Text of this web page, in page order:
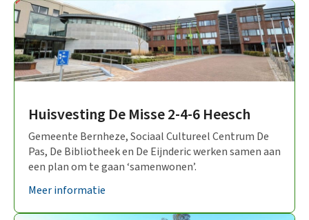
Huisvesting De Misse 2-4-6 Heesch
Gemeente Bernheze, Sociaal Cultureel Centrum De
Pas, De Bibliotheek en De Eijnderic werken samen aan
een plan om te gaan ‘samenwonen’.
Meer informatie